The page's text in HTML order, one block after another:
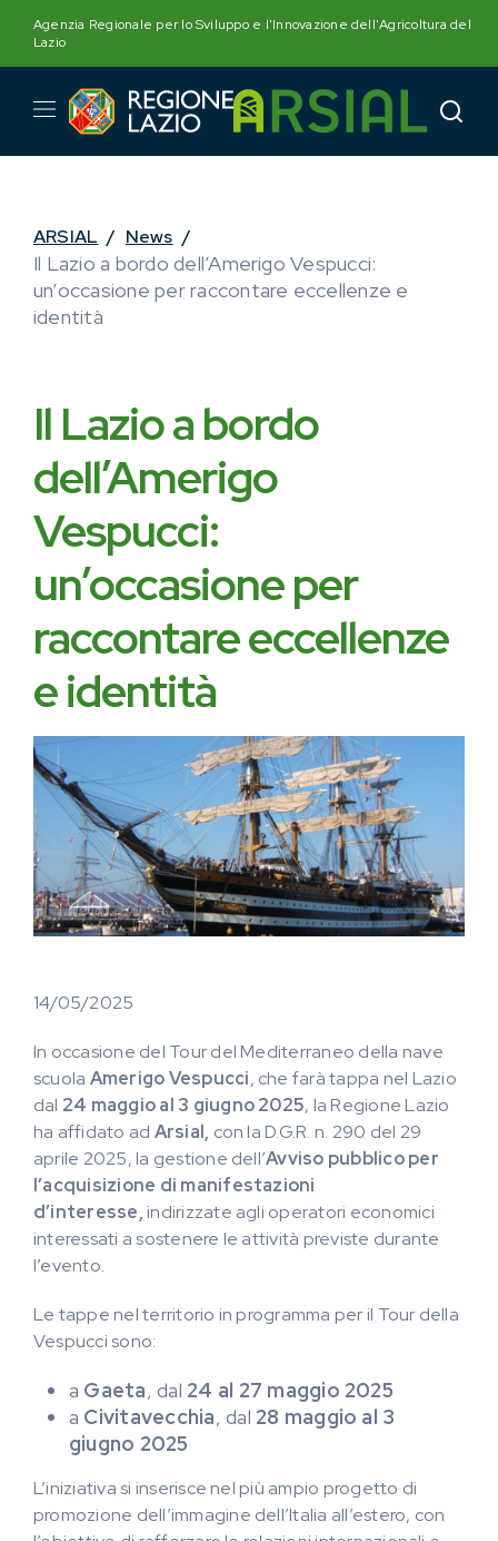
content
Agenzia Regionale per lo Sviluppo e l'Innovazione dell'Agricoltura del
Lazio
ARSIAL / News /
Il Lazio a bordo dell’Amerigo Vespucci:
un’occasione per raccontare eccellenze e
identità
Il Lazio a bordo
dell’Amerigo
Vespucci:
un’occasione per
raccontare eccellenze
e identità
14/05/2025
In occasione del Tour del Mediterraneo della nave
scuola Amerigo Vespucci, che farà tappa nel Lazio
dal 24 maggio al 3 giugno 2025, la Regione Lazio
ha affidato ad Arsial, con la D.G.R. n. 290 del 29
aprile 2025, la gestione dell’Avviso pubblico per
l’acquisizione di manifestazioni
d’interesse,indirizzate agli operatori economici
interessati a sostenere le attività previste durante
l’evento.
Le tappe nel territorio in programma per il Tour della
Vespucci sono:
a Gaeta, dal 24 al 27 maggio 2025
a Civitavecchia, dal 28 maggio al 3
giugno 2025
L’iniziativa si inserisce nel più ampio progetto di
promozione dell’immagine dell’Italia all’estero, con